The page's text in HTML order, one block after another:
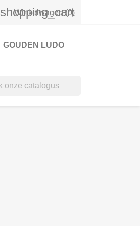
shopping_cart
Winkelwagen (0)
GOUDEN LUDO